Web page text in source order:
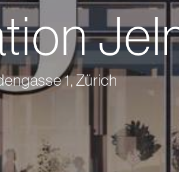
1, Zürich